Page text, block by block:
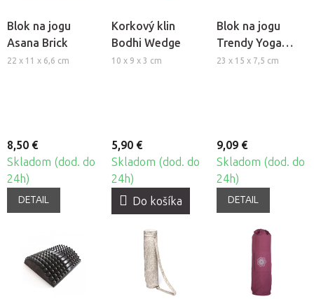
Blok na jogu
Asana Brick
22 x 11 x 6,6 cm
8,50 €
Skladom (dod. do
24h)
DETAIL
Korkový klin
Bodhi Wedge
10 x 9 x 3 cm
5,90 €
Skladom (dod. do
24h)
Do košíka
Blok na jogu
Trendy Yoga
Block
23 x 15 x 7,5 cm
9,09 €
Skladom (dod. do
24h)
DETAIL